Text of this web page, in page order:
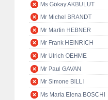
Ms Gökay AKBULUT
Mr Michel BRANDT
Mr Martin HEBNER
Mr Frank HEINRICH
Mr Ulrich OEHME
Mr Paul GAVAN
Mr Simone BILLI
Ms Maria Elena BOSCHI